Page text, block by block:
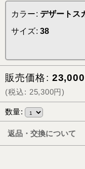
カラー: デザートス
サイズ: 38
販売価格: 23,000
(税込: 25,300円)
数量:
返品・交換について